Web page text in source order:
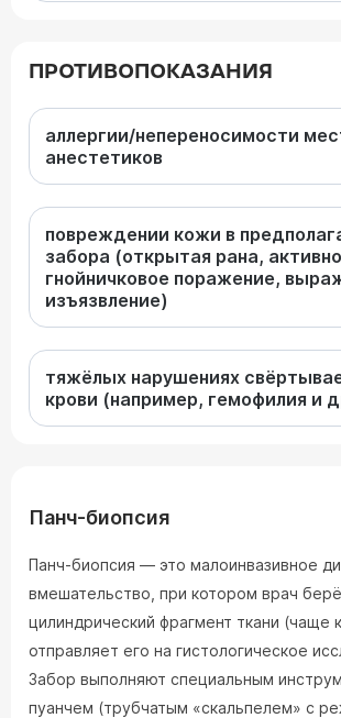
ПРОТИВОПОКАЗАНИЯ
аллергии/непереносимости
анестетиков
повреждении кожи в
забора (открытая рана,
гнойничковое поражение,
изъязвление)
тяжёлых нарушениях
крови (например, гемофилия и
Панч-биопсия
Панч-биопсия — это малоинвазивное
вмешательство, при котором врач
цилиндрический фрагмент ткани (чаще
отправляет его на гистологическое
Забор выполняют специальным
пуанчем (трубчатым «скальпелем» с